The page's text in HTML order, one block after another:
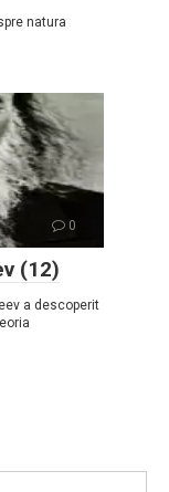
natura
0
(12)
a descoperit